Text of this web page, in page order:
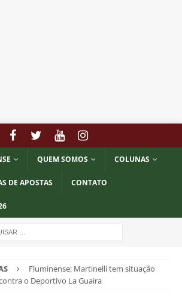
QUEM SOMOS COLUNAS
DE APOSTAS CONTATO
Fluminense: Martinelli tem situação
o Deportivo La Guaira